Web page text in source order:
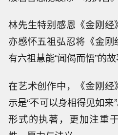
林先生特别感恩《金刚经
亦感怀五祖弘忍将《金
有六祖慧能“闻偈而悟”的故
在艺术创作中，《金刚
示是“不可以身相得见如
形式的执著，更加注重